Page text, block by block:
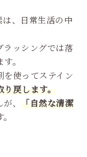
、日常生活の中
ラッシングでは落
。
使ってステイン
戻します。
、
「自然な清潔